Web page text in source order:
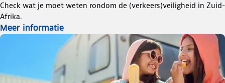
Check wat je moet weten rondom de (verkeers)veiligheid in Zuid-
Afrika.
Meer informatie